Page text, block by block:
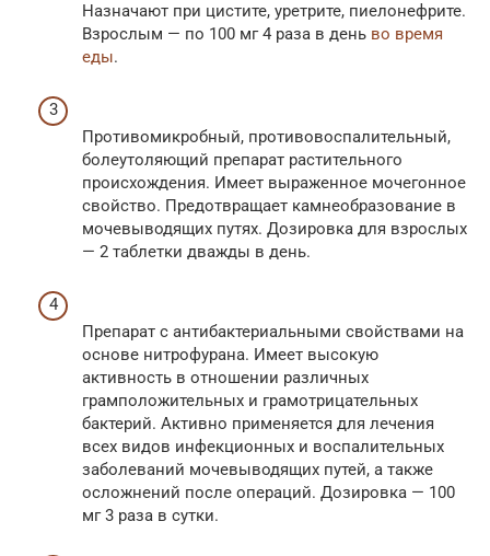
Назначают при цистите, уретрите, пиелонефрите.
Взрослым — по 100 мг 4 раза в день во время
еды.
Противомикробный, противовоспалительный,
болеутоляющий препарат растительного
происхождения. Имеет выраженное мочегонное
свойство. Предотвращает камнеобразование в
мочевыводящих путях. Дозировка для взрослых
— 2 таблетки дважды в день.
Препарат с антибактериальными свойствами на
основе нитрофурана. Имеет высокую
активность в отношении различных
грамположительных и грамотрицательных
бактерий. Активно применяется для лечения
всех видов инфекционных и воспалительных
заболеваний мочевыводящих путей, а также
осложнений после операций. Дозировка — 100
мг 3 раза в сутки.